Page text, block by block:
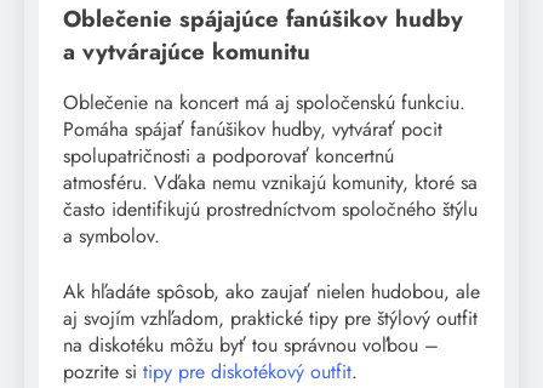
Oblečenie spájajúce fanúšikov hudby
a vytvárajúce komunitu
Oblečenie na koncert má aj spoločenskú funkciu.
Pomáha spájať fanúšikov hudby, vytvárať pocit
spolupatričnosti a podporovať koncertnú
atmosféru. Vďaka nemu vznikajú komunity, ktoré sa
často identifikujú prostredníctvom spoločného štýlu
a symbolov.
Ak hľadáte spôsob, ako zaujať nielen hudobou, ale
aj svojím vzhľadom, praktické tipy pre štýlový outfit
na diskotéku môžu byť tou správnou voľbou –
pozrite si tipy pre diskotékový outfit.